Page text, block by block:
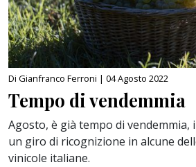
Di Gianfranco Ferroni | 04 Agosto 2022
Tempo di vendemmia
Agosto, è già tempo di vendemmia,
un giro di ricognizione in alcune
vinicole italiane.